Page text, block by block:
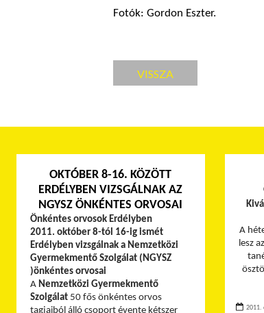
Fotók: Gordon Eszter.
VISSZA
OKTÓBER 8-16. KÖZÖTT
ERDÉLYBEN VIZSGÁLNAK AZ
NGYSZ ÖNKÉNTES ORVOSAI
Önkéntes orvosok Erdélyben
2011. október 8-tól 16-ig ismét
Erdélyben vizsgálnak a Nemzetközi
Gyermekmentő Szolgálat (NGYSZ
)önkéntes orvosai
A Nemzetközi Gyermekmentő
Szolgálat50 fős önkéntes orvos
tagjaiból álló csoport évente kétszer
A
lesz
2011.